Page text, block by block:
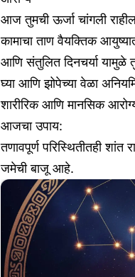
आज तुमची ऊर्जा चांगली
कामाचा ताण वैयक्तिक
आणि संतुलित दिनचर्या यामुळे
घ्या आणि झोपेच्या वेळा
शारीरिक आणि मानसिक
आजचा उपाय:
तणावपूर्ण परिस्थितीतही शांत
जमेची बाजू आहे.